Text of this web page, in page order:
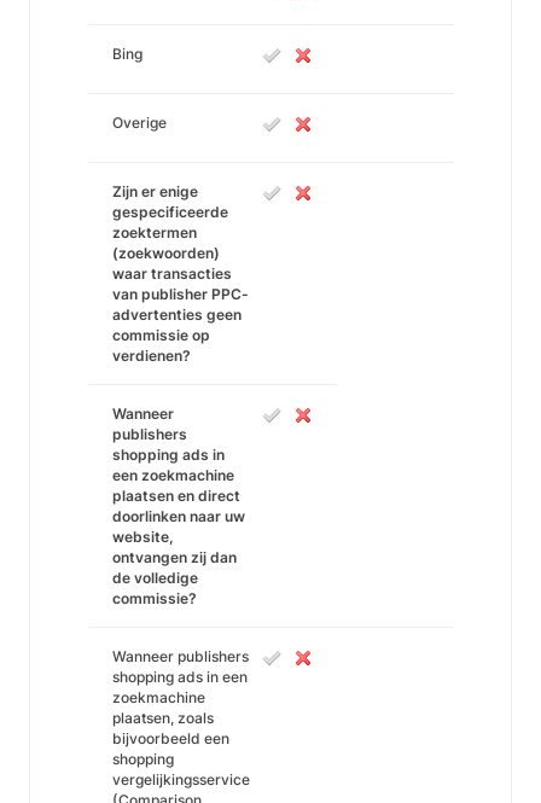
Bing
Overige
Zijn er enige
gespecificeerde
zoektermen
(zoekwoorden)
waar transacties
van publisher PPC-
advertenties geen
commissie op
verdienen?
Wanneer
publishers
shopping ads in
een zoekmachine
plaatsen en direct
doorlinken naar uw
website,
ontvangen zij dan
de volledige
commissie?
Wanneer publishers
shopping ads in een
zoekmachine
plaatsen, zoals
bijvoorbeeld een
shopping
vergelijkingsservice